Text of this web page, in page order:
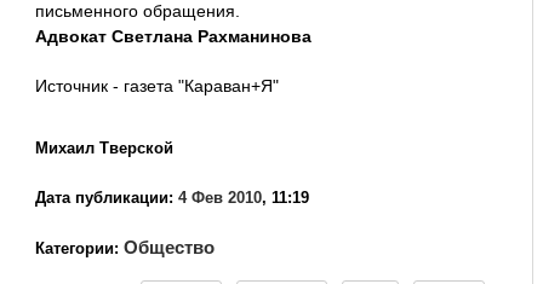
письменного обращения.
Адвокат Светлана Рахманинова
Источник - газета "Караван+Я"
Михаил Тверской
Дата публикации: 4 Фев 2010, 11:19
Категории: Общество